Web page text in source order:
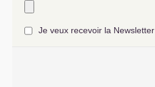
Je veux recevoir la Newsletter